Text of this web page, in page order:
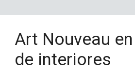
Art Nouveau
de interiores